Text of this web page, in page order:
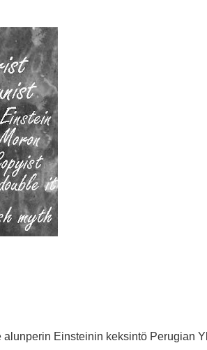
Einsteinin keksintö Perugian